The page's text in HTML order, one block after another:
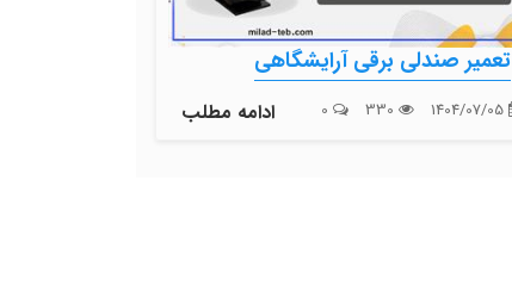
تعمیر صندلی برقی آرایشگاهی
ادامه مطلب